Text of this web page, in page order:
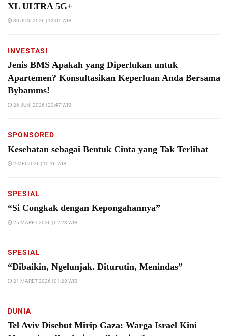
XL ULTRA 5G+
30 JUNI 2026 | 13:01 WIB
INVESTASI
Jenis BMS Apakah yang Diperlukan untuk
Apartemen? Konsultasikan Keperluan Anda Bersama
Bybamms!
26 JUNI 2026 | 23:47 WIB
SPONSORED
Kesehatan sebagai Bentuk Cinta yang Tak Terlihat
2 MEI 2026 | 10:16 WIB
SPESIAL
“Si Congkak dengan Kepongahannya”
25 MARET 2026 | 02:23 WIB
SPESIAL
“Dibaikin, Ngelunjak. Diturutin, Menindas”
21 MARET 2026 | 01:28 WIB
DUNIA
Tel Aviv Disebut Mirip Gaza: Warga Israel Kini